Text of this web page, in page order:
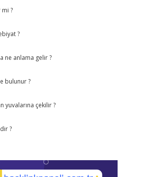
mi ?
?
ne anlama gelir ?
bulunur ?
yuvalarına çekilir ?
?